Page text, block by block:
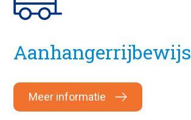
Aanhangerrijbewijs
Meer informatie